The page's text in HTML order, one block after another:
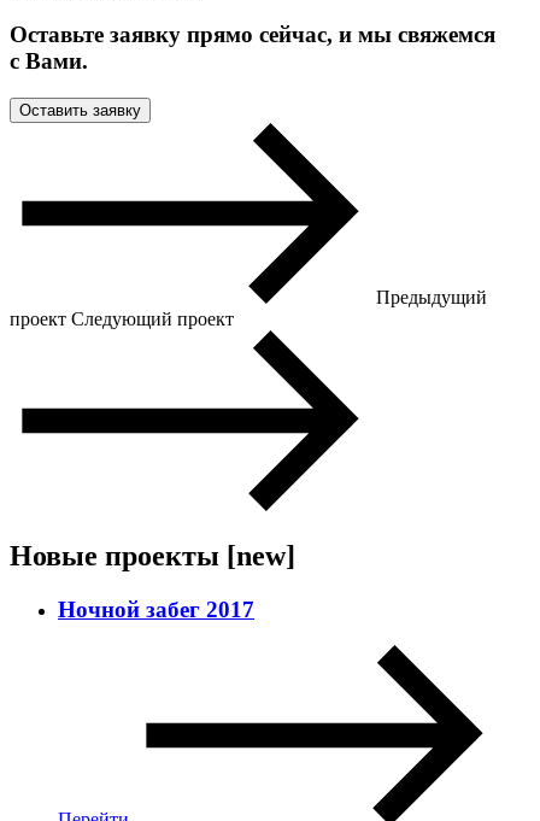
Оставьте заявку прямо сейчас, и мы свяжемся
с Вами.
Оставить заявку
Предыдущий
проект Следующий проект
Новые проекты [new]
Ночной забег 2017